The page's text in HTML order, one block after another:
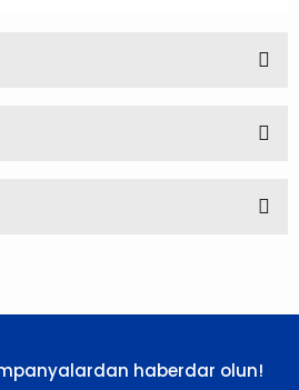
veya görüntülenemiyor.haberdar olun!